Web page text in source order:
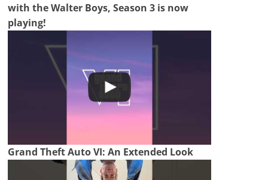
with the Walter Boys, Season 3 is now
playing!
Grand Theft Auto VI: An Extended Look